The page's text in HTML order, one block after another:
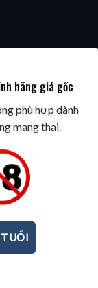
hãng giá gốc
phù hợp dành
mang thai.